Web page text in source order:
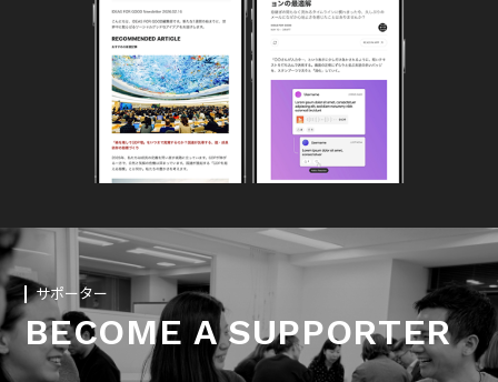
サポーター
BECOME A SUPPORTER